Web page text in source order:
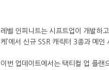
레벨 인피니트는 시프트업이 개발하
케’에서 신규 SSR 캐릭터 3종과 메
이번 업데이트에서는 택티컬 업 플랜